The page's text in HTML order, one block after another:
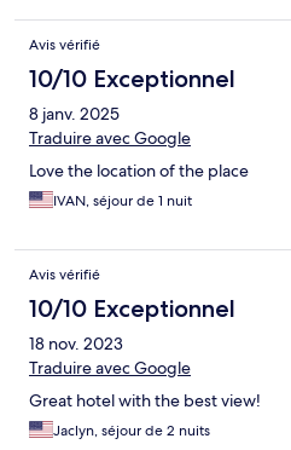
Avis vérifié
10/10 Exceptionnel
8 janv. 2025
Traduire avec Google
Love the location of the place
IVAN, séjour de 1 nuit
Avis vérifié
10/10 Exceptionnel
18 nov. 2023
Traduire avec Google
Great hotel with the best view!
Jaclyn, séjour de 2 nuits